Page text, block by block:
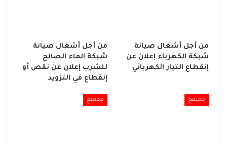
من أجل أشغال صيانة
شبكة الكهرباء إعلان عن
إنقطاع التيار الكهربائي
من أجل أشغال صيانة
شبكة الماء الصالح
للشرب إعلان عن نقص أو
إنقطاع في التزويد
مجتمع مجتمع